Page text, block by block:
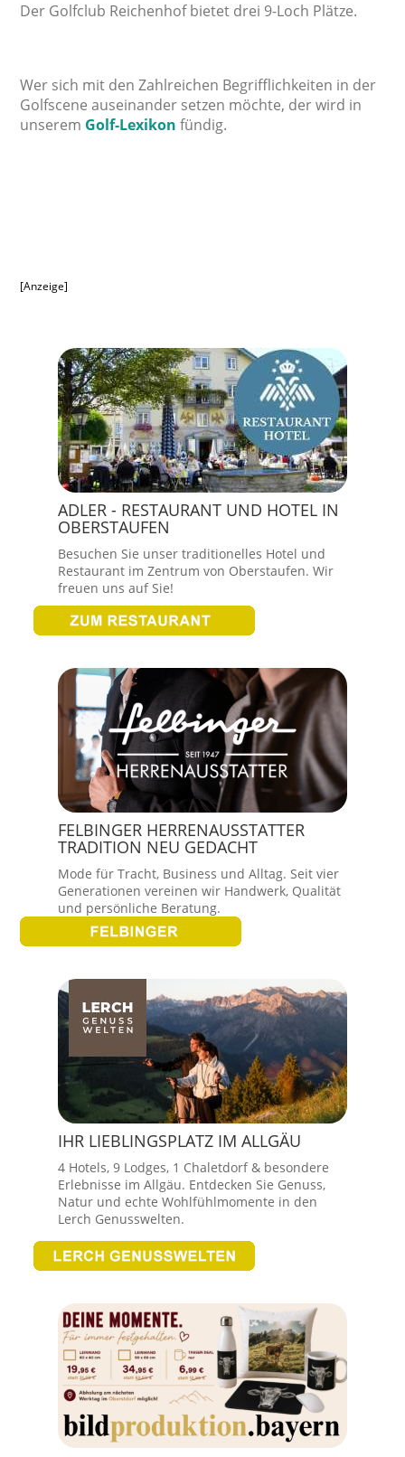
Der Golfclub Reichenhof bietet drei 9-Loch Plätze.
Wer sich mit den Zahlreichen Begrifflichkeiten in der
Golfscene auseinander setzen möchte, der wird in
unserem Golf-Lexikon fündig.
[Anzeige]
ADLER - RESTAURANT UND HOTEL IN
OBERSTAUFEN
Besuchen Sie unser traditionelles Hotel und
Restaurant im Zentrum von Oberstaufen. Wir
freuen uns auf Sie!
FELBINGER HERRENAUSSTATTER
TRADITION NEU GEDACHT
Mode für Tracht, Business und Alltag. Seit vier
Generationen vereinen wir Handwerk, Qualität
und persönliche Beratung.
IHR LIEBLINGSPLATZ IM ALLGÄU
4 Hotels, 9 Lodges, 1 Chaletdorf & besondere
Erlebnisse im Allgäu. Entdecken Sie Genuss,
Natur und echte Wohlfühlmomente in den
Lerch Genusswelten.